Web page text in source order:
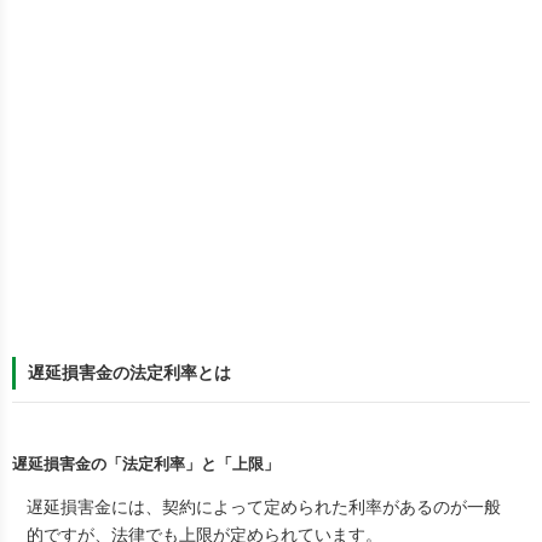
遅延損害金の法定利率とは
遅延損害金の「法定利率」と「上限」
遅延損害金には、契約によって定められた利率があるのが一般
的ですが、法律でも上限が定められています。